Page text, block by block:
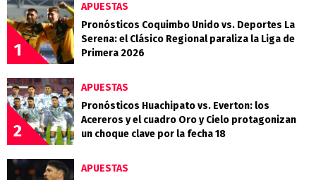
1
APUESTAS
Pronósticos Coquimbo Unido vs. Deportes La
Serena: el Clásico Regional paraliza la Liga de
Primera 2026
2
APUESTAS
Pronósticos Huachipato vs. Everton: los
Acereros y el cuadro Oro y Cielo protagonizan
un choque clave por la fecha 18
APUESTAS